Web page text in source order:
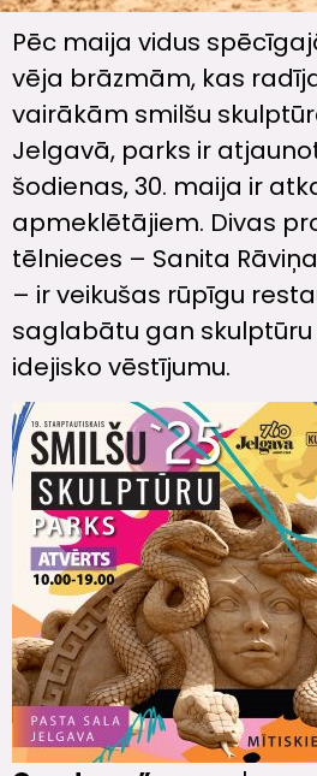
Pēc maija vidus
vēja brāzmām, kas
vairākām smilšu
Jelgavā, parks ir
šodienas, 30. maija ir
apmeklētājiem. Divas
tēlnieces – Sanita
– ir veikušas rūpīgu
saglabātu gan
idejisko vēstījumu.